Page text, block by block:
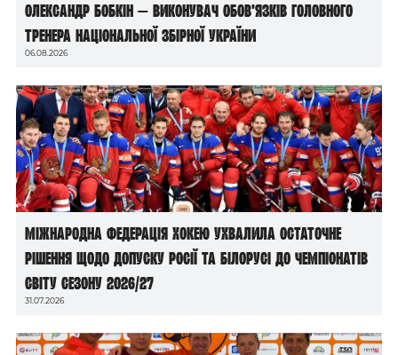
Олександр Бобкін — виконувач обов’язків головного
тренера національної збірної України
06.08.2026
Міжнародна федерація хокею ухвалила остаточне
рішення щодо допуску росії та білорусі до чемпіонатів
світу сезону 2026/27
31.07.2026